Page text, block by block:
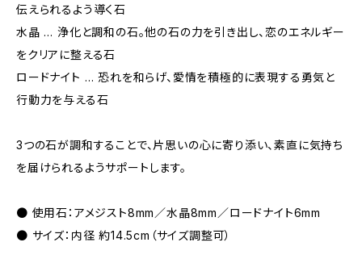
伝えられるよう導く石
水晶 … 浄化と調和の石。他の石の力を引き出し、恋のエネルギー
をクリアに整える石
ロードナイト … 恐れを和らげ、愛情を積極的に表現する勇気と
行動力を与える石
3つの石が調和することで、片思いの心に寄り添い、素直に気持ち
を届けられるようサポートします。
● 使用石：アメジスト8mm／水晶8mm／ロードナイト6mm
● サイズ：内径 約14.5cm（サイズ調整可）